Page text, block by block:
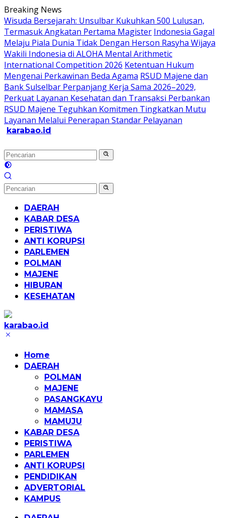
Langsung
ke
konten
Breaking News
Wisuda Bersejarah: Unsulbar Kukuhkan 500 Lulusan,
Termasuk Angkatan Pertama Magister Indonesia Gagal
Melaju Piala Dunia Tidak Dengan Herson Rasyha Wijaya
Wakili Indonesia di ALOHA Mental Arithmetic
International Competition 2026 Ketentuan Hukum
Mengenai Perkawinan Beda Agama RSUD Majene dan
Bank Sulselbar Perpanjang Kerja Sama 2026–2029,
Perkuat Layanan Kesehatan dan Transaksi Perbankan
RSUD Majene Teguhkan Komitmen Tingkatkan Mutu
Layanan Melalui Penerapan Standar Pelayanan
karabao.id
dan
Tajam
DAERAH
KABAR DESA
PERISTIWA
ANTI KORUPSI
PARLEMEN
POLMAN
MAJENE
HIBURAN
KESEHATAN
karabao.id
Tegas
TajamHome
DAERAH
POLMAN
MAJENE
PASANGKAYU
MAMASA
MAMUJU
KABAR DESA
PERISTIWA
PARLEMEN
ANTI KORUPSI
PENDIDIKAN
ADVERTORIAL
KAMPUS